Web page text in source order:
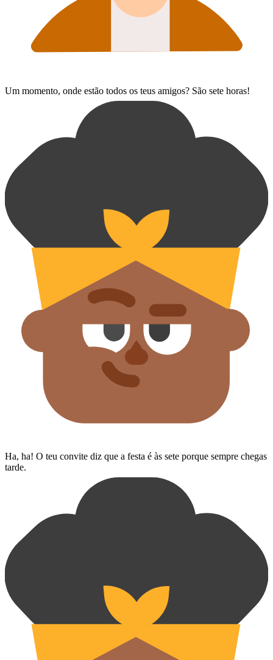
Um momento, onde estão todos os teus amigos? São sete horas!
Ha, ha! O teu convite diz que a festa é às sete porque sempre chegas
tarde.